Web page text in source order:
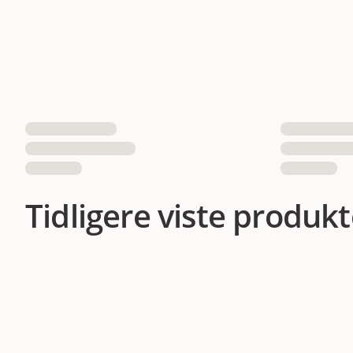
Tidligere viste